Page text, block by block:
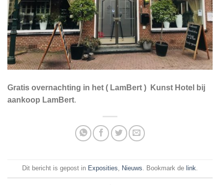
Gratis overnachting in het ( LamBert ) Kunst Hotel bij
aankoop LamBert.
Dit bericht is gepost in Exposities Nieuws . Bookmark de link